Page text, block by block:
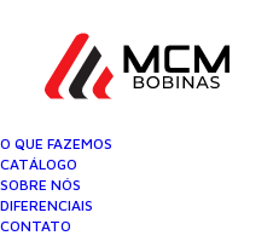
O QUE FAZEMOS
CATÁLOGO
SOBRE NÓS
DIFERENCIAIS
CONTATO